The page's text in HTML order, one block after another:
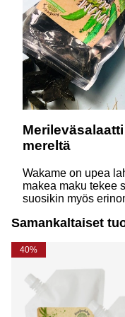
mereltä
Wakame on upea
makea maku tekee
suosikin myös
merilevä ansaitsee
Samankaltaiset
40%